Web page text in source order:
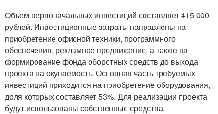
Объем первоначальных инвестиций составляет 415 000
рублей. Инвестиционные затраты направлены на
приобретение офисной техники, программного
обеспечения, рекламное продвижение, а также на
формирование фонда оборотных средств до выхода
проекта на окупаемость. Основная часть требуемых
инвестиций приходится на приобретение оборудования,
доля которых составляет 53%. Для реализации проекта
будут использованы собственные средства.